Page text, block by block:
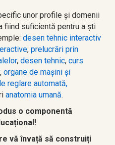
unor profile și domenii
fiind suficientă pentru a ști
desen tehnic interactiv
, prelucrări prin
, desen tehnic, curs
, organe de mașini și
reglare automată,
anatomia umană.
o componentă
vă învață să construiți